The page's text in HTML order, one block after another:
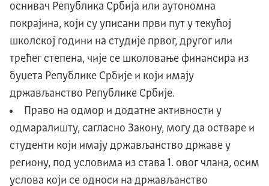
оснивач Република Србија или аутономна
покрајина, који су уписани први пут у текућој
школској години на студије првог, другог или
трећег степена, чије се школовање финансира из
буџета Републике Србије и који имају
држављанство Републике Србије.
Право на одмор и додатне активности у
одмаралишту, сагласно Закону, могу да остваре и
студенти који имају држављанство државе у
региону, под условима из става 1. овог члана, осим
услова који се односи на држављанство